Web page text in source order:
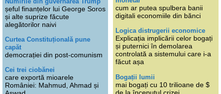
șeful finanțelor lui George Soros
și alte suprize făcute
alegătorilor naivi
Curtea Constituțională pune
capăt
democrației din post-comunism
Cei trei ciobănei
care exportă mioarele
României: Mahmud, Ahmad și
cum ar putea spulbera banii
digitali economiile din bănci
Logica distrugerii economice
Explicația implicării celor bogați
și puternici în demolarea
controlată a sistemului care i-a
făcut așa
Bogații lumii
mai bogați cu 10 trilioane de $